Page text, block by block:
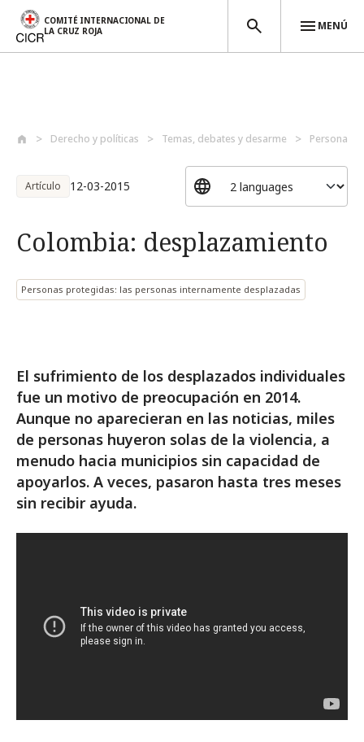
COMITÉ INTERNACIONAL DE
LA CRUZ ROJA
MENÚ
Derecho y políticas Temas, debates y desarme Personas
Artículo 12-03-2015
Colombia: desplazamiento
Personas protegidas: las personas internamente desplazadas
El sufrimiento de los desplazados individuales
fue un motivo de preocupación en 2014.
Aunque no aparecieran en las noticias, miles
de personas huyeron solas de la violencia, a
menudo hacia municipios sin capacidad de
apoyarlos. A veces, pasaron hasta tres meses
sin recibir ayuda.